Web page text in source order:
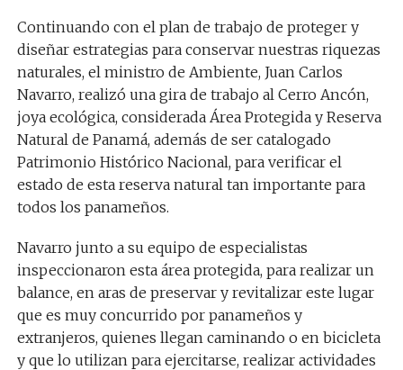
Continuando con el plan de trabajo de proteger y
diseñar estrategias para conservar nuestras riquezas
naturales, el ministro de Ambiente, Juan Carlos
Navarro, realizó una gira de trabajo al Cerro Ancón,
joya ecológica, considerada Área Protegida y Reserva
Natural de Panamá, además de ser catalogado
Patrimonio Histórico Nacional, para verificar el
estado de esta reserva natural tan importante para
todos los panameños.
Navarro junto a su equipo de especialistas
inspeccionaron esta área protegida, para realizar un
balance, en aras de preservar y revitalizar este lugar
que es muy concurrido por panameños y
extranjeros, quienes llegan caminando o en bicicleta
y que lo utilizan para ejercitarse, realizar actividades